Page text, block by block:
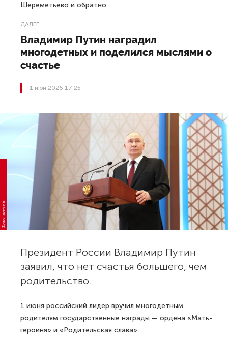
Шереметьево и обратно.
ДАЛЕЕ
Владимир Путин наградил
многодетных и поделился мыслями о
счастье
1 июн 2026 17:25
Фото: kremlin.ru
Президент России Владимир Путин
заявил, что нет счастья большего, чем
родительство.
1 июня российский лидер вручил многодетным
родителям государственные награды — ордена «Мать-
героиня» и «Родительская слава».